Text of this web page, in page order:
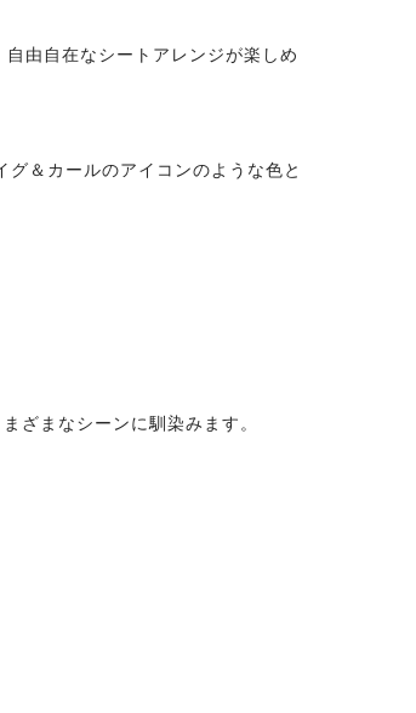
由自在なシートアレンジが楽しめ
＆カールのアイコンのような色と
ざまなシーンに馴染みます。